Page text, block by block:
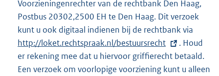
Voorzieningenrechter van de rechtbank Den Haag,
Postbus 20302,2500 EH te Den Haag. Dit verzoek
kunt u ook digitaal indienen bij de rechtbank via
x
t
e
http://loket.rechtspraak.nl/bestuursrecht
. Houd
er rekening mee dat u hiervoor griffierecht betaald.
Een verzoek om voorlopige voorziening kunt u alleen